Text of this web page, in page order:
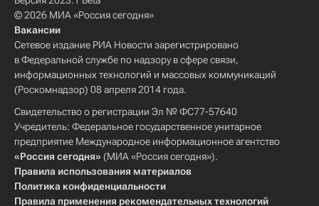
© 2026 МИА «Россия сегодня»
Вакансии
Сетевое издание РИА Новости зарегистрировано
в Федеральной службе по надзору в сфере связи,
информационных технологий и массовых коммуникаций
(Роскомнадзор) 08 апреля 2014 года.
Свидетельство о регистрации Эл № ФС77-57640
Учредитель: Федеральное государственное унитарное
предприятие Международное информационное агентство
«Россия сегодня» (МИА «Россия сегодня»).
Правила использования материалов
Политика конфиденциальности
Правила применения рекомендательных технологий